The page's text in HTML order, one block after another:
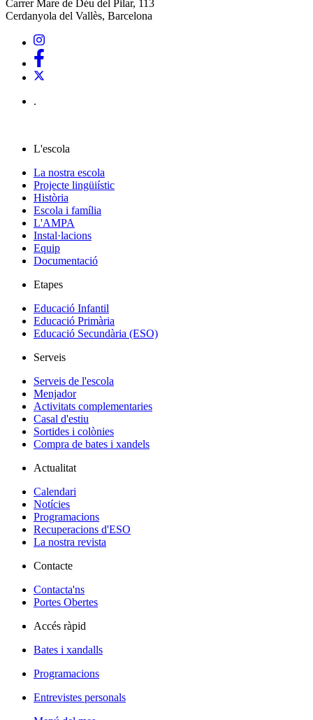
Carrer Mare de Déu del Pilar, 113
Cerdanyola del Vallès, Barcelona
.
L'escola
La nostra escola
Projecte lingüiístic
Història
Escola i família
L'AMPA
Instal·lacions
Equip
Documentació
Etapes
Educació Infantil
Educació Primària
Educació Secundària (ESO)
Serveis
Serveis de l'escola
Menjador
Activitats complementaries
Casal d'estiu
Sortides i colònies
Compra de bates i xandels
Actualitat
Calendari
Notícies
Programacions
Recuperacions d'ESO
La nostra revista
Contacte
Contacta'ns
Portes Obertes
Accés ràpid
Bates i xandalls
Programacions
Entrevistes personals